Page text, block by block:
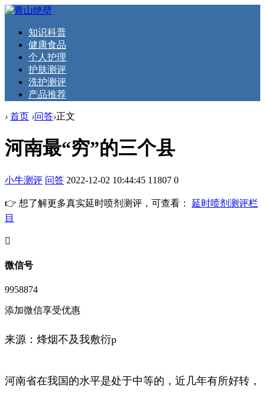
知识科普
健康食品
个人护理
护肤测评
洗护测评
产品推荐
› 首页 ›问答›正文
河南最“穷”的三个县
小牛测评 问答 2022-12-02 10:44:45 11807 0
👉 想了解更多真实延时喷剂测评，可查看： 延时喷剂测评栏
目
󦘖
微信号
9958874
添加微信享受优惠
来源：烽烟不及我敷衍p
河南省在我国的水平是处于中等的，近几年有所好转，